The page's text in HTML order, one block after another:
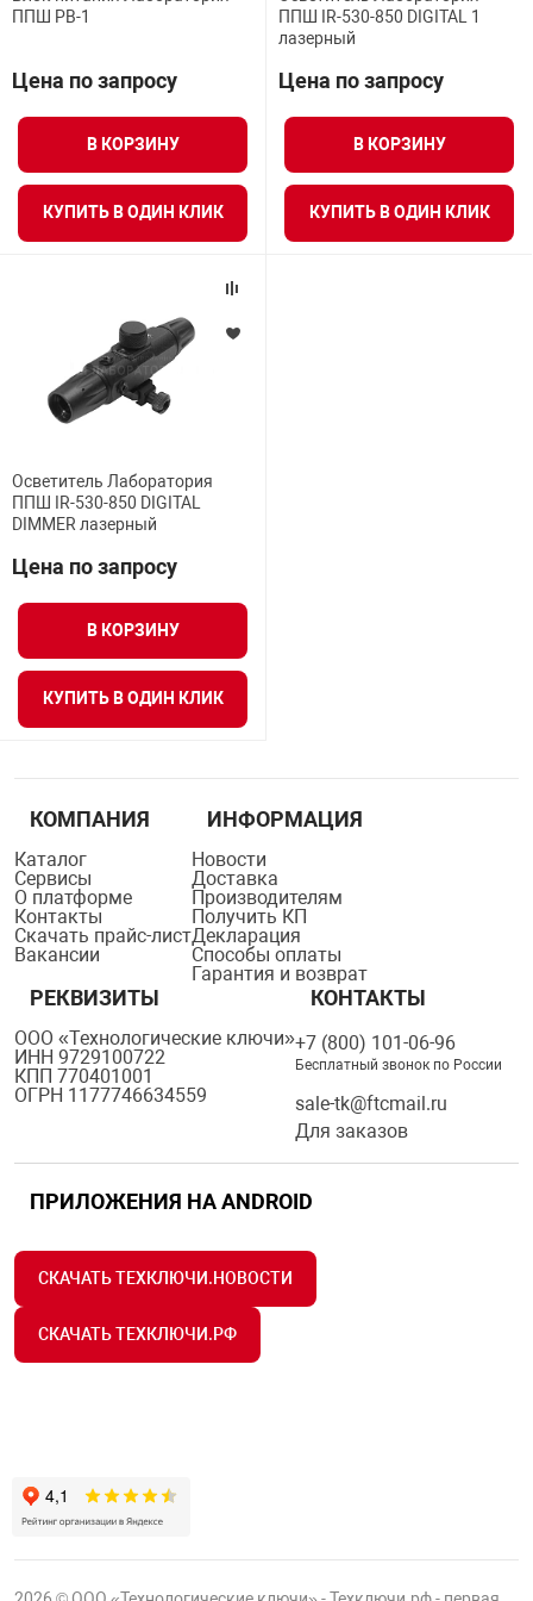
решения
безопасность
установки
оборудование
управления
и аналитики
объектов
и экипировка
техника
автомобили
ключи
Средства
Стволы
Узлы
Установки
Табло
Термошкафы
ППШ РВ-1
Цена по запросу
В КОРЗИНУ
КУПИТЬ В ОДИН КЛИК
ППШ IR-530-850 DIGITAL 1
лазерный
Цена по запросу
В КОРЗИНУ
КУПИТЬ В ОДИН КЛИК
Осветитель Лаборатория
ППШ IR-530-850 DIGITAL
DIMMER лазерный
Цена по запросу
В КОРЗИНУ
КУПИТЬ В ОДИН КЛИК
КОМПАНИЯ
Каталог
Сервисы
О платформе
Контакты
Скачать прайс-лист
Вакансии
ИНФОРМАЦИЯ
Новости
Доставка
Производителям
Получить КП
Декларация
Способы оплаты
Гарантия и возврат
РЕКВИЗИТЫ
ООО «Технологические ключи»
ИНН 9729100722
КПП 770401001
ОГРН 1177746634559
КОНТАКТЫ
+7 (800) 101-06-96
Бесплатный звонок по России
sale-tk@ftcmail.ru
Для заказов
ПРИЛОЖЕНИЯ НА ANDROID
СКАЧАТЬ ТЕХКЛЮЧИ.НОВОСТИ
СКАЧАТЬ ТЕХКЛЮЧИ.РФ